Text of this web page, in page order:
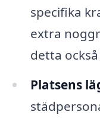
specifika
extra
detta
Platsens